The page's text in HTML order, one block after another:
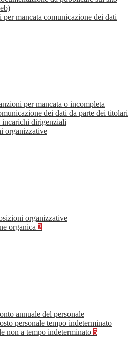
per mancata comunicazione dei dati
per mancata o incompleta
dei dati da parte dei titolari
incarichi dirigenziali
organizzative
organizzative
organica 2
annuale del personale
personale tempo indeterminato
non a tempo indeterminato 5